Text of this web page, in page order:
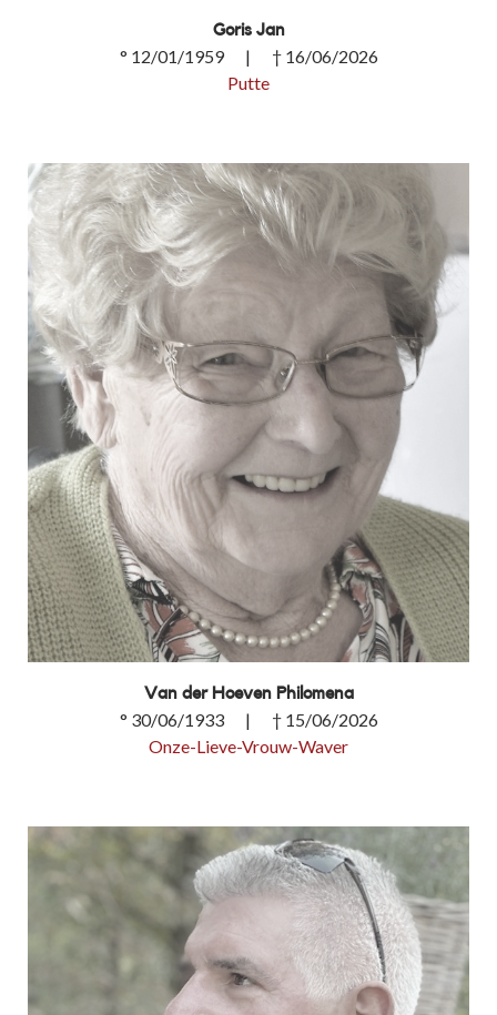
Goris Jan
Goris Jan
° 12/01/1959 | † 16/06/2026
Putte
Van der Hoeven Philomena
Van der Hoeven Philomena
° 30/06/1933 | † 15/06/2026
Onze-Lieve-Vrouw-Waver